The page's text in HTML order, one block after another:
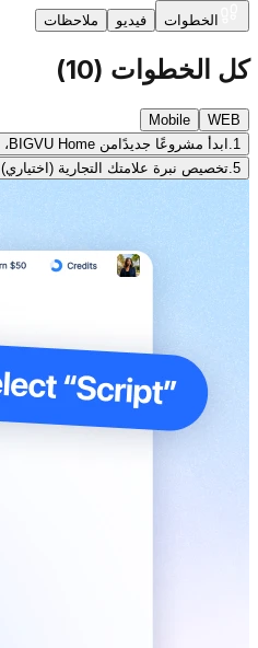
الخطوات فيديو ملاحظات
كل الخطوات (
10
)
WEB
Mobile
1. ابدأ مشروعًا جديدًامن BIGVU Home، انقر على New Project في الشريط الجانبي أعلى اليسار ثم اختر Script. ستصل إلى محرر النصوص بمساحة نص فارغة جاهزة لك.
5. تخصيص نبرة علامتك التجارية (اختياري)